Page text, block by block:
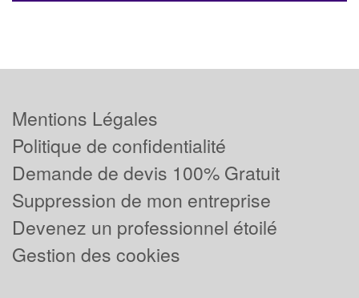
Mentions Légales
Politique de confidentialité
Demande de devis 100% Gratuit
Suppression de mon entreprise
Devenez un professionnel étoilé
Gestion des cookies